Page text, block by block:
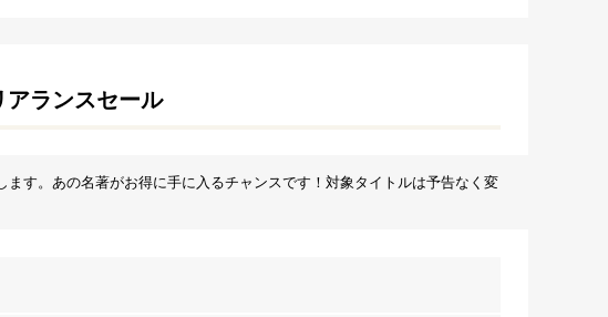
アランスセール
す。あの名著がお得に手に入るチャンスです！対象タイトルは予告なく変